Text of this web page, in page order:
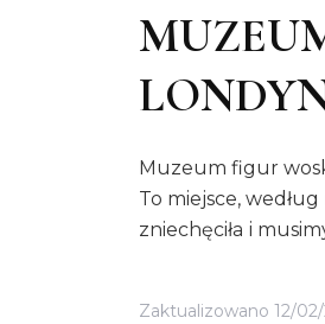
Muzeum figur
To miejsce,
zniechęciła i
Zaktualizowano 12/